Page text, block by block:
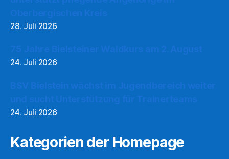
28. Juli 2026
24. Juli 2026
24. Juli 2026
Kategorien der Homepage